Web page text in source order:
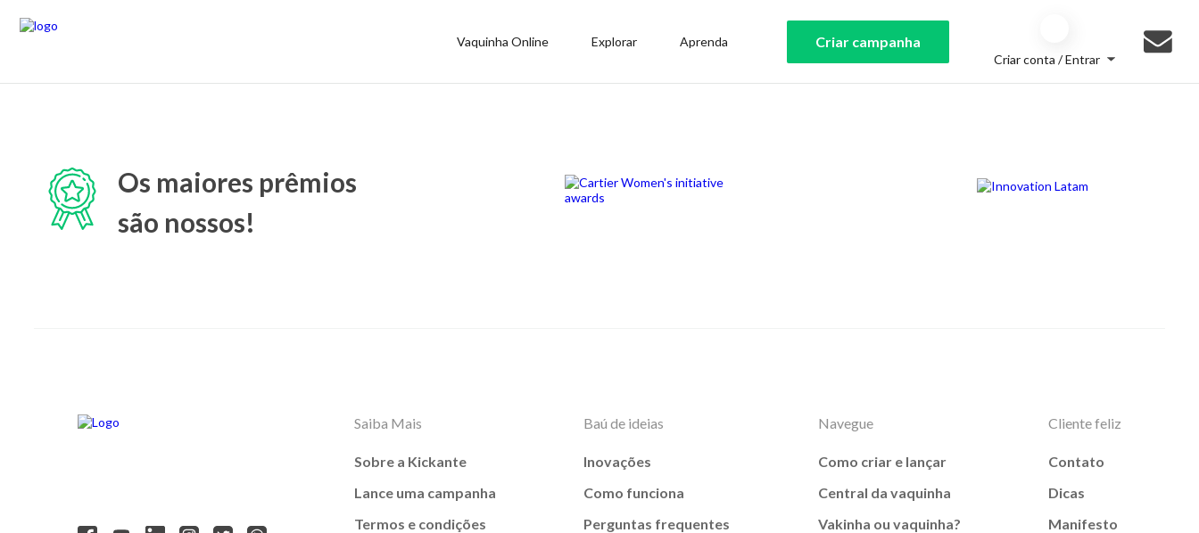
Vaquinha Online Explorar Aprenda Criar campanha
Criar conta / Entrar
Os maiores prêmios
são nossos!
Saiba Mais
Sobre a Kickante
Lance uma campanha
Termos e condições
Baú de ideias
Inovações
Como funciona
Perguntas frequentes
Navegue
Como criar e lançar
Central da vaquinha
Vakinha ou vaquinha?
Cliente feliz
Contato
Dicas
Manifesto